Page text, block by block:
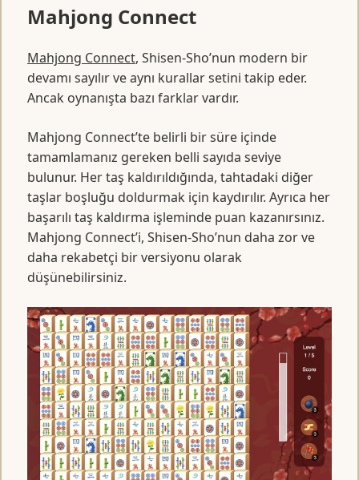
Mahjong Connect
Mahjong Connect, Shisen-Sho’nun modern bir
devamı sayılır ve aynı kurallar setini takip eder.
Ancak oynanışta bazı farklar vardır.
Mahjong Connect’te belirli bir süre içinde
tamamlamanız gereken belli sayıda seviye
bulunur. Her taş kaldırıldığında, tahtadaki diğer
taşlar boşluğu doldurmak için kaydırılır. Ayrıca her
başarılı taş kaldırma işleminde puan kazanırsınız.
Mahjong Connect’i, Shisen-Sho’nun daha zor ve
daha rekabetçi bir versiyonu olarak
düşünebilirsiniz.